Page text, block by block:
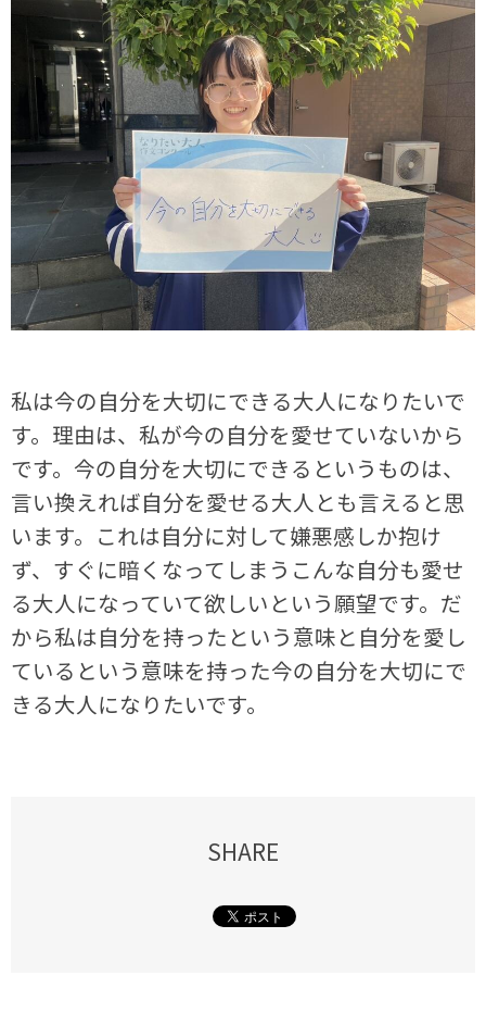
私は今の自分を大切にできる大人になりたいで
す。理由は、私が今の自分を愛せていないから
です。今の自分を大切にできるというものは、
言い換えれば自分を愛せる大人とも言えると思
います。これは自分に対して嫌悪感しか抱け
ず、すぐに暗くなってしまうこんな自分も愛せ
る大人になっていて欲しいという願望です。だ
から私は自分を持ったという意味と自分を愛し
ているという意味を持った今の自分を大切にで
きる大人になりたいです。
SHARE